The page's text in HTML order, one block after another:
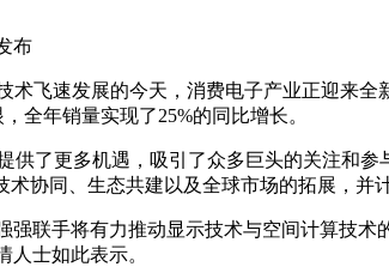
布
术飞速发展的今天，消费电子产业正迎来
全年销量实现了25%的同比增长。
供了更多机遇，吸引了众多巨头的关注和
协同、生态共建以及全球市场的拓展，并
联手将有力推动显示技术与空间计算技
人士如此表示。